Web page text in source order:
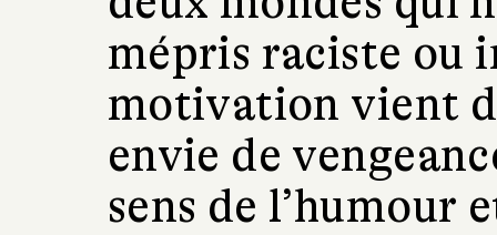
mépris raciste ou
motivation vient
envie de
sens de l’humour